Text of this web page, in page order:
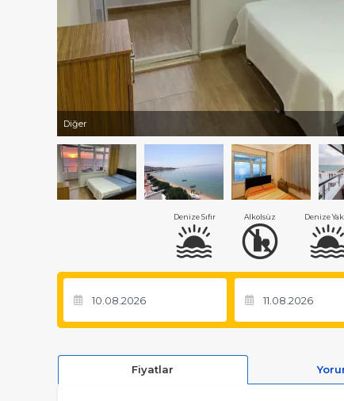
Diğer
Denize Sıfır Alkolsüz Denize
Fiyatlar